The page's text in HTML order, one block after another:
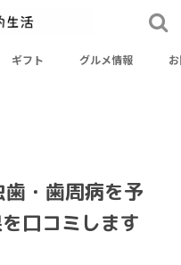
ギフト グルメ情報
・歯周病を予
口コミします